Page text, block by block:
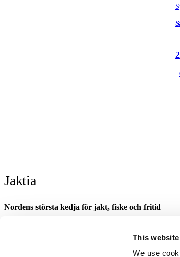
This
We use
Jaktia
Nordens största kedja för jakt, fiske och fritid
Jaktia, som ingår i Burdock Outdoor Group, är en